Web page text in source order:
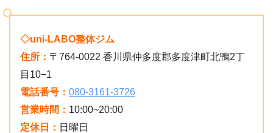
◇uni-LABO整体ジム
住所： 〒764-0022 香川県仲多度郡多度津町北鴨2丁
目10−1
電話番号： 080-3161-3726
営業時間： 10:00~20:00
定休日： 日曜日